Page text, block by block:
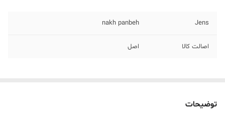
Jens
nakh panbeh
اصالت کالا اصل
توضیحات